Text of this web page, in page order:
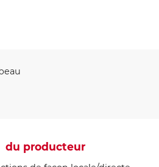
du producteur